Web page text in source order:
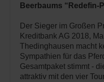
Beerbaums “Redefin-
Der Sieger im Großen
Kreditbank AG 2018,
Thedinghausen macht
Sympathien für das
Gesamtpaket stimmt -
attraktiv mit den vier